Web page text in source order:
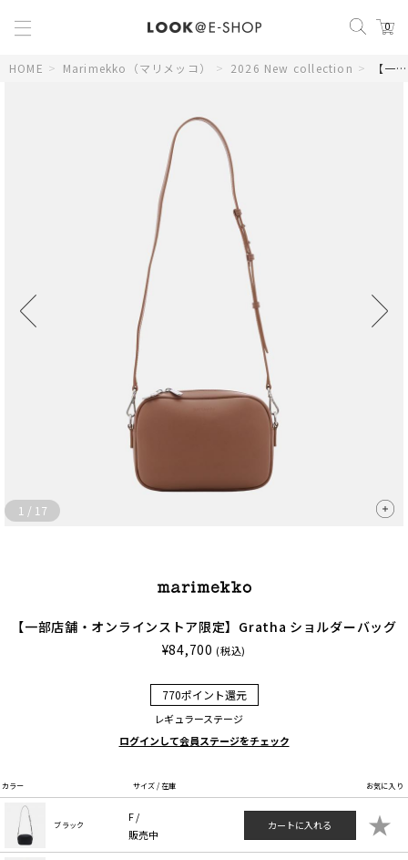
0
HOME > Marimekko（マリメッコ） > 2026 New collection > 【一部店舗・オンラインストア限定】Gratha ショルダーバッグ
1 / 17
【一部店舗・オンラインストア限定】Gratha ショルダーバッグ
¥84,700 (税込)
770ポイント還元
レギュラーステージ
ログインして会員ステージをチェック
カラー サイズ / 在庫 お気に入り
ブラック
F /
販売中
カートに入れる ★